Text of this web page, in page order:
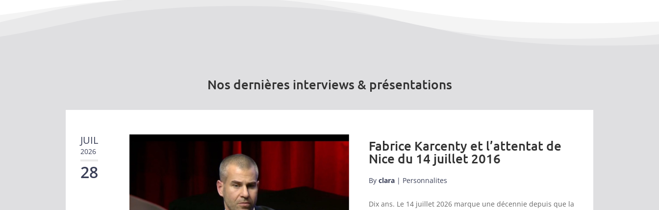
Nos dernières interviews & présentations
JUIL
2026
28
Fabrice Karcenty et l’attentat de
Nice du 14 juillet 2016
By clara | Personnalites
Dix ans. Le 14 juillet 2026 marque une décennie depuis que la